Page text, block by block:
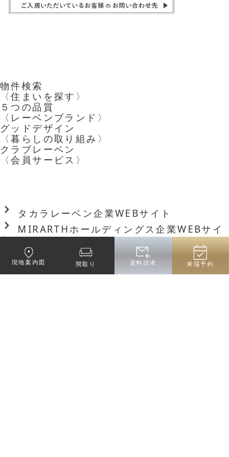
現地案内図 間取り 資料請求 来場予約
物件検索
〈住まいを探す〉
５つの品質
〈レーベンブランド〉
グッドデザイン
〈暮らしの取り組み〉
クラブレーベン
〈会員サービス〉
chevron_right タカラレーベン企業WEBサイト
chevron_right
MIRARTHホールディングス企業WEBサイ
ト
サイトご利用にあたって
プライバシーポリシー
お問い合わせ